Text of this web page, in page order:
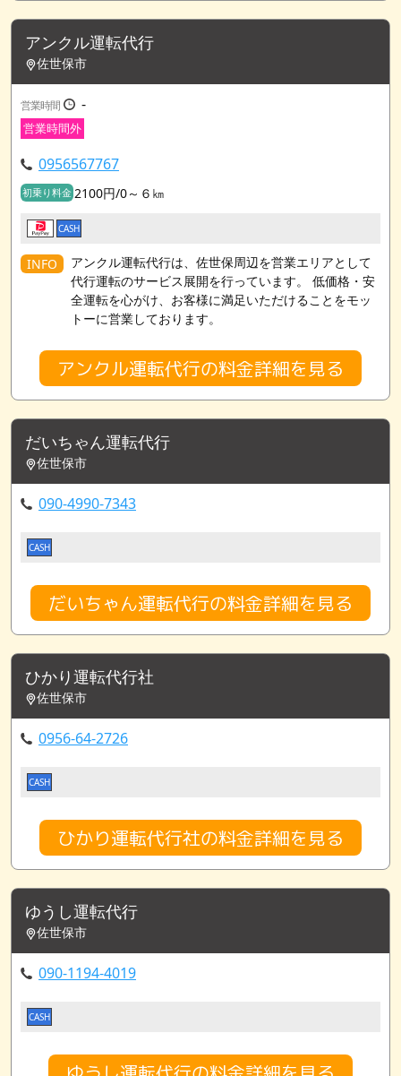
アンクル運転代行
佐世保市
営業時間 -
営業時間外
0956567767
初乗り料金 2100円/0～６㎞
CASH
INFO
アンクル運転代行は、佐世保周辺を営業エリアとして
代行運転のサービス展開を行っています。 低価格・安
全運転を心がけ、お客様に満足いただけることをモッ
トーに営業しております。
アンクル運転代行の料金詳細を見る
だいちゃん運転代行
佐世保市
090-4990-7343
CASH
だいちゃん運転代行の料金詳細を見る
ひかり運転代行社
佐世保市
0956-64-2726
CASH
ひかり運転代行社の料金詳細を見る
ゆうし運転代行
佐世保市
090-1194-4019
CASH